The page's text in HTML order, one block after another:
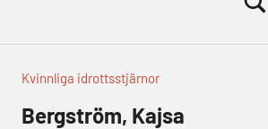
in
sport
från
Kvinnliga idrottsstjärnor
Bergström, Kajsa